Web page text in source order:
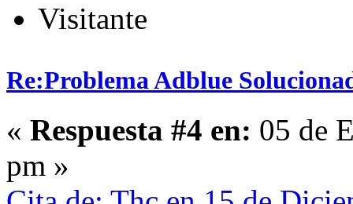
Visitante
Re:Problema Adblue
« Respuesta #4 en: 05 de
pm »